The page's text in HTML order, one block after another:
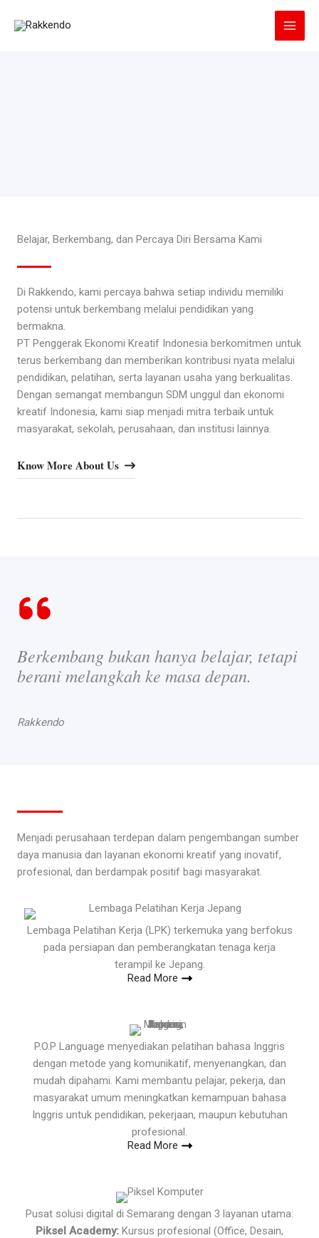
Belajar, Berkembang, dan Percaya Diri Bersama Kami
Di Rakkendo, kami percaya bahwa setiap individu memiliki
potensi untuk berkembang melalui pendidikan yang
bermakna.
PT Penggerak Ekonomi Kreatif Indonesia berkomitmen untuk
terus berkembang dan memberikan kontribusi nyata melalui
pendidikan, pelatihan, serta layanan usaha yang berkualitas.
Dengan semangat membangun SDM unggul dan ekonomi
kreatif Indonesia, kami siap menjadi mitra terbaik untuk
masyarakat, sekolah, perusahaan, dan institusi lainnya.
Know More About Us
Berkembang bukan hanya belajar, tetapi
berani melangkah ke masa depan.
Rakkendo
Menjadi perusahaan terdepan dalam pengembangan sumber
daya manusia dan layanan ekonomi kreatif yang inovatif,
profesional, dan berdampak positif bagi masyarakat.
Lembaga Pelatihan Kerja (LPK) terkemuka yang berfokus
pada persiapan dan pemberangkatan tenaga kerja
terampil ke Jepang.
Read More
P.O.P Language menyediakan pelatihan bahasa Inggris
dengan metode yang komunikatif, menyenangkan, dan
mudah dipahami. Kami membantu pelajar, pekerja, dan
masyarakat umum meningkatkan kemampuan bahasa
Inggris untuk pendidikan, pekerjaan, maupun kebutuhan
profesional.
Read More
Pusat solusi digital di Semarang dengan 3 layanan utama:
Piksel Academy: Kursus profesional (Office, Desain,